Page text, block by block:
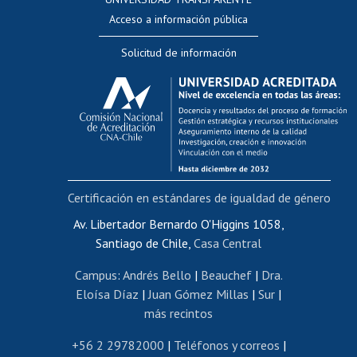
Evaluación docente
Calificación académica
Postulación al AUCAI
Funcionarias/os
Cursos internos de capacitación
Bienestar del personal
Portal de movilidad interna
Certificado de renta
Certificado de renta honorarios
Editar páginas blancas
Extranjeras/os
Revalidación y reconocimiento de títulos
Acceso a información pública
Solicitud de información
Av. Libertador Bernardo O'Higgins 1058,
Santiago de Chile, Casa Central
Campus: Andrés Bello | Beauchef| Dra.
Eloísa Díaz | Juan Gómez Millas | Sur |
más recintos
+56 2 29782000 | Teléfonos y correos |
Certificación en estándares de igualdad de género